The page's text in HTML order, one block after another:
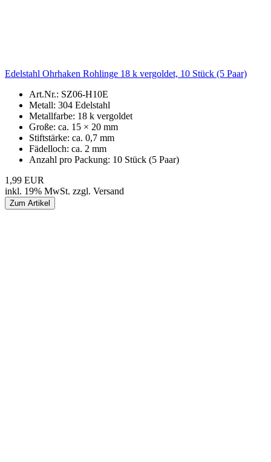
Metall: Messing
Metallfarbe: kupfer
Länge: ca. 15 mm
Stiftstärke: ca. 0.7 mm
Ösengröße Ø: ca. 1.5 mm
Anzahl pro Packung: 5 Paar (10 Stück)
UVP 2,29 EUR
inkl. 19% MwSt. zzgl. Versand